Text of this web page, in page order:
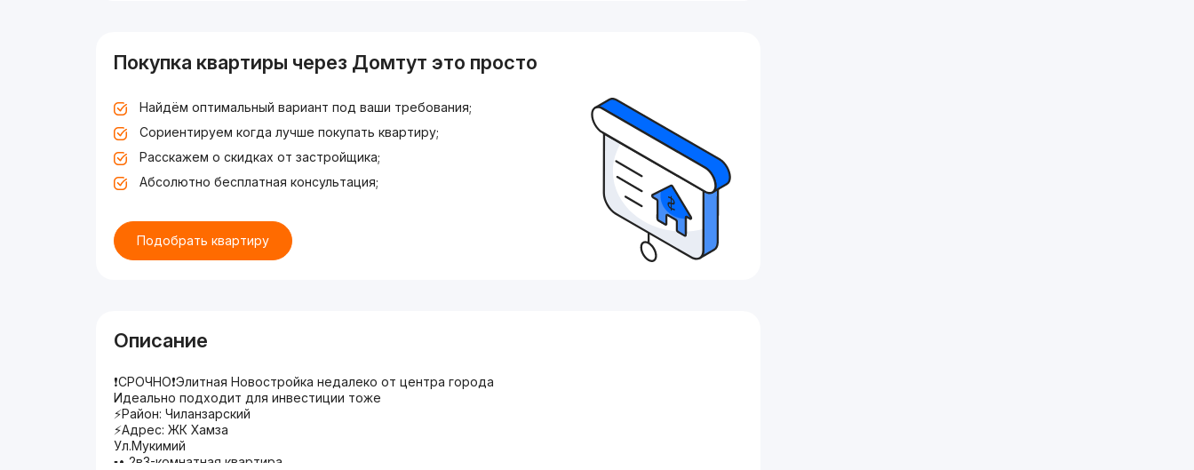
Покупка квартиры через Домтут это просто
Найдём оптимальный вариант под ваши требования;
Сориентируем когда лучше покупать квартиру;
Расскажем о скидках от застройщика;
Абсолютно бесплатная консультация;
Подобрать квартиру
Описание
❗️СРОЧНО❗️Элитная Новостройка недалеко от центра города
Идеально подходит для инвестиции тоже
⚡️Район: Чиланзарский
⚡️Адрес: ЖК Хамза
Ул.Мукимий
▪️• 2в3-комнатная квартира